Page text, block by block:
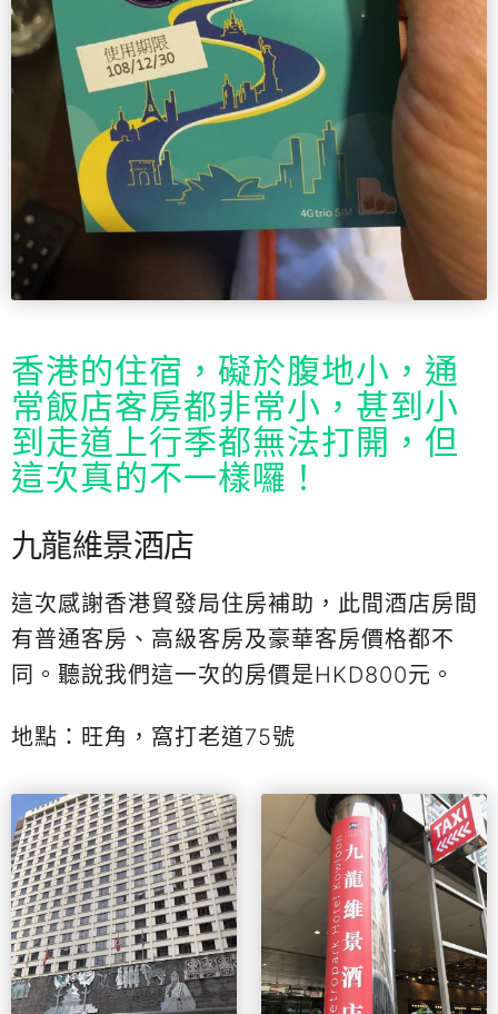
香港的住宿，礙於腹地小，通
常飯店客房都非常小，甚到小
到走道上行季都無法打開，但
這次真的不一樣囉！
九龍維景酒店
這次感謝香港貿發局住房補助，此間酒店房間
有普通客房、高級客房及豪華客房價格都不
同。聽說我們這一次的房價是HKD800元。
地點：旺角，窩打老道75號